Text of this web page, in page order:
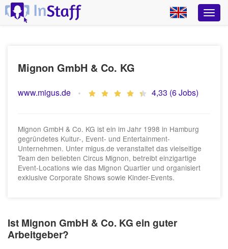
Mignon GmbH & Co. KG
www.migus.de 4,33 (6 Jobs)
Mignon GmbH & Co. KG ist ein im Jahr 1998 in Hamburg
gegründetes Kultur-, Event- und Entertainment-
Unternehmen. Unter migus.de veranstaltet das vielseitige
Team den beliebten Circus Mignon, betreibt einzigartige
Event-Locations wie das Mignon Quartier und organisiert
exklusive Corporate Shows sowie Kinder-Events.
Ist Mignon GmbH & Co. KG ein guter
Arbeitgeber?